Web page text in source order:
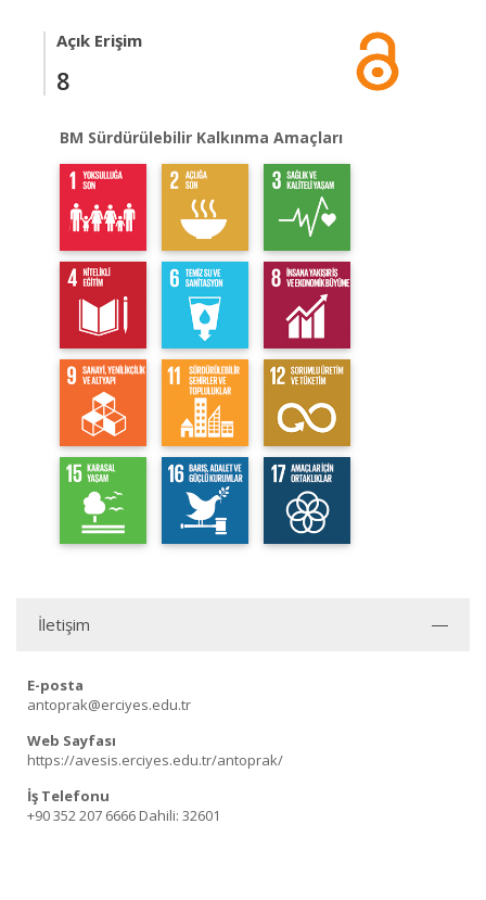
Açık Erişim
8
BM Sürdürülebilir Kalkınma Amaçları
İletişim
E-posta
antoprak@erciyes.edu.tr
Web Sayfası
https://avesis.erciyes.edu.tr/antoprak/
İş Telefonu
+90 352 207 6666 Dahili: 32601